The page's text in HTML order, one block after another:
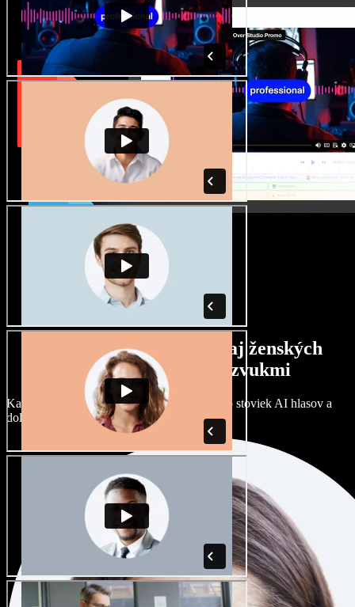
Široký výber mužských aj ženských
hlasov s rôznymi prízvukmi
Každý projekt môže znieť inak. Vyberte si zo stoviek AI hlasov a
dolaďte si ich podľa seba.